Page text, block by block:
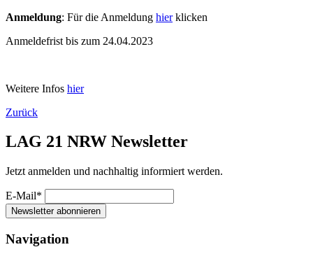
Anmeldung: Für die Anmeldung hierklicken
Anmeldefrist bis zum 24.04.2023
Weitere Infos hier
Zurück
LAG 21 NRW Newsletter
Jetzt anmelden und nachhaltig informiert werden.
E-Mail*
Newsletter abonnieren
Navigation